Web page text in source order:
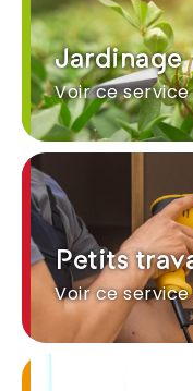
Jardinage
Voir ce service
Petits
Voir ce service